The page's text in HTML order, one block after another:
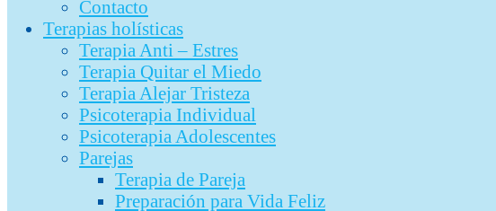
Contacto
Terapias holísticas
Terapia Anti – Estres
Terapia Quitar el Miedo
Terapia Alejar Tristeza
Psicoterapia Individual
Psicoterapia Adolescentes
Parejas
Terapia de Pareja
Preparación para Vida Feliz